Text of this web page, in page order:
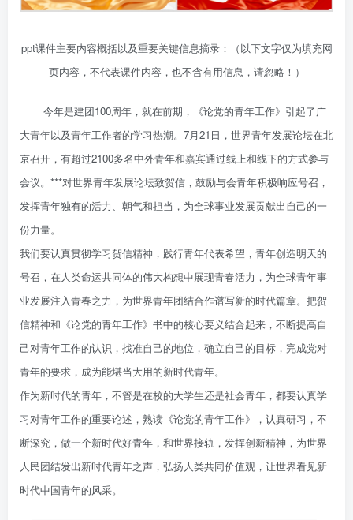
ppt课件主要内容概括以及重要关键信息摘录：（以下文字仅为填充网
页内容，不代表课件内容，也不含有用信息，请忽略！）
今年是建团100周年，就在前期，《论党的青年工作》引起了广
大青年以及青年工作者的学习热潮。7月21日，世界青年发展论坛在北
京召开，有超过2100多名中外青年和嘉宾通过线上和线下的方式参与
会议。***对世界青年发展论坛致贺信，鼓励与会青年积极响应号召，
发挥青年独有的活力、朝气和担当，为全球事业发展贡献出自己的一
份力量。
我们要认真贯彻学习贺信精神，践行青年代表希望，青年创造明天的
号召，在人类命运共同体的伟大构想中展现青春活力，为全球青年事
业发展注入青春之力，为世界青年团结合作谱写新的时代篇章。把贺
信精神和《论党的青年工作》书中的核心要义结合起来，不断提高自
己对青年工作的认识，找准自己的地位，确立自己的目标，完成党对
青年的要求，成为能堪当大用的新时代青年。
作为新时代的青年，不管是在校的大学生还是社会青年，都要认真学
习对青年工作的重要论述，熟读《论党的青年工作》，认真研习，不
断深究，做一个新时代好青年，和世界接轨，发挥创新精神，为世界
人民团结发出新时代青年之声，弘扬人类共同价值观，让世界看见新
时代中国青年的风采。